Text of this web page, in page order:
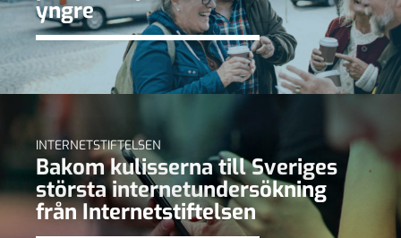
yngre
INTERNETSTIFTELSEN
Bakom kulisserna till Sveriges
största internetundersökning
från Internetstiftelsen